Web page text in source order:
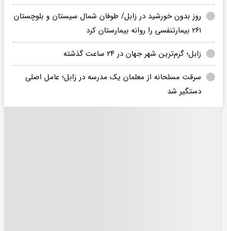
روز بدون خورشید در زابل/ طوفان شمال سیستان و بلوچستان
۲۶۱ بیمارتنفسی را روانه بیمارستان کرد
زابل؛ گرم‌ترین شهر جهان در ۲۴ ساعت گذشته
سرقت مسلحانه از معلمان یک مدرسه در زابل؛ عامل اصلی
دستگیر شد